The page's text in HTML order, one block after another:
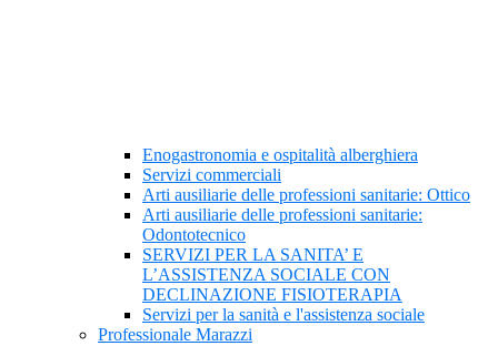
Enogastronomia e ospitalità alberghiera
Servizi commerciali
Arti ausiliarie delle professioni sanitarie: Ottico
Arti ausiliarie delle professioni sanitarie:
Odontotecnico
SERVIZI PER LA SANITA’ E
L’ASSISTENZA SOCIALE CON
DECLINAZIONE FISIOTERAPIA
Servizi per la sanità e l'assistenza sociale
Professionale Marazzi